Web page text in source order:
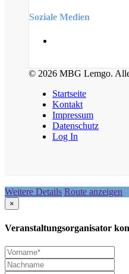
Soziale Medien
© 2026 MBG Lemgo.
Startseite
Kontakt
Impressum
Datenschutz
Log In
Weitere Details Route anzeigen
×
Veranstaltungsorganisator